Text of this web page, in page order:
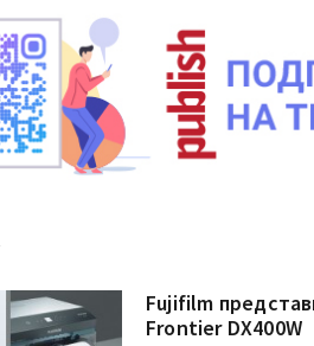
Fujifilm
Frontier DX400W